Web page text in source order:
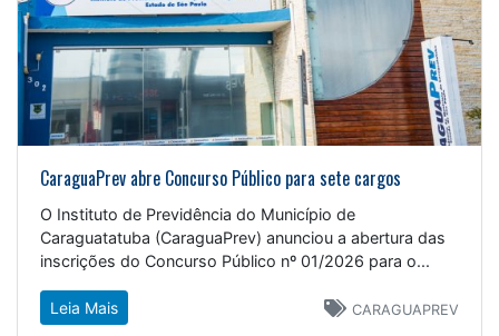
CaraguaPrev abre Concurso Público para sete cargos
O Instituto de Previdência do Município de
Caraguatatuba (CaraguaPrev) anunciou a abertura das
inscrições do Concurso Público nº 01/2026 para o...
CARAGUAPREV
Leia Mais